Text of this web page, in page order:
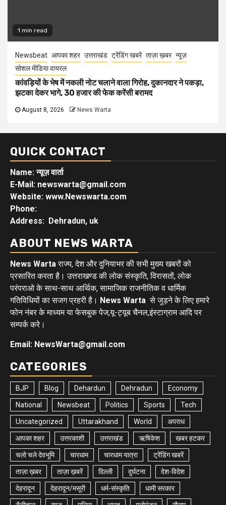
1 min read
Newsbeat आपका शहर उत्तराखंड ट्रेंडिंग खबरें ताज़ा ख़बर न्यूज़
सोशल मीडिया वायरल
कांवड़ियों के भेष में नकली नोट चलाने वाला गिरोह, दुकानदार ने पकड़ा,
झटका देकर भागे, 30 हजार की फेक करेंसी बरामद
August 8, 2026 News Warta
QUICK CONTACT
Name: न्यूज़ वार्ता
E-Mail: newswarta@gmail.com
Website: www.Newswarta.com
Phone:
Address: Dehradun, uk
ABOUT NEWS WARTA
News Wartaराज्य, देश और दुनियाभर की सभी मुख्य खबरों को
प्रसारित करता है। उत्तराखण्ड की लोक संस्कृति, विरासतों, लोक
परंपराओ के साथ-साथ आर्थिक, सामाजिक राजनीतिक व धार्मिक
गतिविधियों का सजग प्रहरी है। News Warta से जुड़ने के लिए हमारे
फोन नंबर के माध्यम या फेसबुक पेज,यू-ट्यूब चैनल,इंस्टाग्राम आदि पर
सम्पर्क करे।
Email: NewsWarta@gmail.com
CATEGORIES
BJP Blog Dehardun Dehradun Economy
National Newsbeat Politics Sports Tech
Uncategorized Uttarakhand World अपराध
आपका शहर उत्तरकाशी उत्तराखंड ऋषिकेश खबर हटकर
चलो चले देवभूमि चारधाम चारधाम यात्रा ट्रेंडिंग खबरें
ताज़ा ख़बर ताज़ा ख़बरें दिल्ली दुर्घटना देश-विदेश
देहरादून देहरादून/मसूरी धर्म-संस्कृति धामी सरकार